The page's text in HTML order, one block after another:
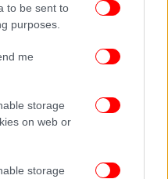
to be sent to
purposes.
me
storage
on web or
storage